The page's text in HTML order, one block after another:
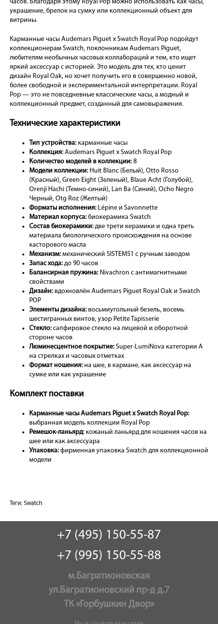
часов. Благодаря этому Royal Pop можно использовать как часы,
украшение, брелок на сумку или коллекционный объект для
витрины.
Карманные часы Audemars Piguet x Swatch Royal Pop подойдут
коллекционерам Swatch, поклонникам Audemars Piguet,
любителям необычных часовых коллабораций и тем, кто ищет
яркий аксессуар с историей. Это модель для тех, кто ценит
дизайн Royal Oak, но хочет получить его в совершенно новой,
более свободной и экспериментальной интерпретации. Royal
Pop — это не повседневные классические часы, а модный и
коллекционный предмет, созданный для самовыражения.
Технические характеристики
Тип устройства: карманные часы
Коллекция: Audemars Piguet x Swatch Royal Pop
Количество моделей в коллекции: 8
Модели коллекции: Huit Blanc (Белый), Otto Rosso
(Красный), Green Eight (Зеленый), Blaue Acht (Голубой),
Orenji Hachi (Темно-синий), Lan Ba (Синий), Ocho Negro
Черный, Otg Roz (Желтый)
Форматы исполнения: Lépine и Savonnette
Материал корпуса: биокерамика Swatch
Состав биокерамики: две трети керамики и одна треть
материала биологического происхождения на основе
касторового масла
Механизм: механический SISTEM51 с ручным заводом
Запас хода: до 90 часов
Балансирная пружина: Nivachron с антимагнитными
свойствами
Дизайн: вдохновлён Audemars Piguet Royal Oak и Swatch
POP
Элементы дизайна: восьмиугольный безель, восемь
шестигранных винтов, узор Petite Tapisserie
Стекло: сапфировое стекло на лицевой и оборотной
стороне часов
Люминесцентное покрытие: Super-LumiNova категории A
на стрелках и часовых отметках
Формат ношения: на шее, в кармане, как аксессуар на
сумке или как украшение
Комплект поставки
Карманные часы Audemars Piguet x Swatch Royal Pop:
выбранная модель коллекции Royal Pop
Ремешок-ланьярд: кожаный ланьярд для ношения часов на
шее или как аксессуара
Упаковка: фирменная упаковка Swatch для коллекционной
модели
Теги: Swatch
+7 (495) 150-55-87
+7 (995) 150-55-88
м.Багратионовская
ул.Багратионовский пр-д д.7
ТК «Горбушкин Двор»